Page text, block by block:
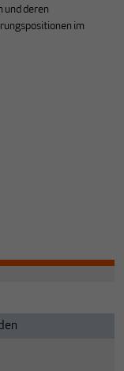
und deren
im